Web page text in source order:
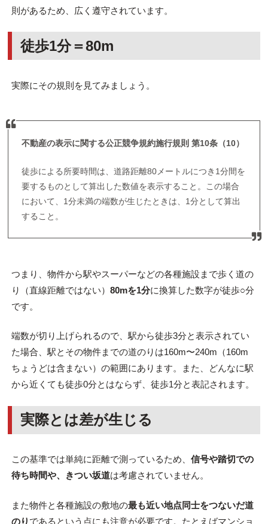
則があるため、広く遵守されています。
徒歩1分＝80m
実際にその規則を見てみましょう。
不動産の表示に関する公正競争規約施行規則 第10条（10）
徒歩による所要時間は、道路距離80メートルにつき1分間を
要するものとして算出した数値を表示すること。この場合
において、1分未満の端数が生じたときは、1分として算出
すること。
つまり、物件から駅やスーパーなどの各種施設まで歩く道の
り（直線距離ではない） 80mを1分に換算した数字が徒歩○分
です。
端数が切り上げられるので、駅から徒歩3分と表示されてい
た場合、駅とその物件までの道のりは160m〜240m（160m
ちょうどは含まない）の範囲にあります。また、どんなに駅
から近くても徒歩0分とはならず、徒歩1分と表記されます。
実際とは差が生じる
この基準では単純に距離で測っているため、 信号や踏切での
待ち時間や、きつい坂道は考慮されていません。
また物件と各種施設の敷地の最も近い地点同士をつないだ道
のり であるという点にも注意が必要です。たとえばマンショ